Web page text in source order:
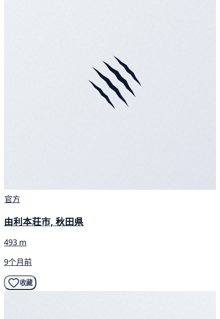
官方
由利本荘市, 秋田県
493 m
9个月前
收藏